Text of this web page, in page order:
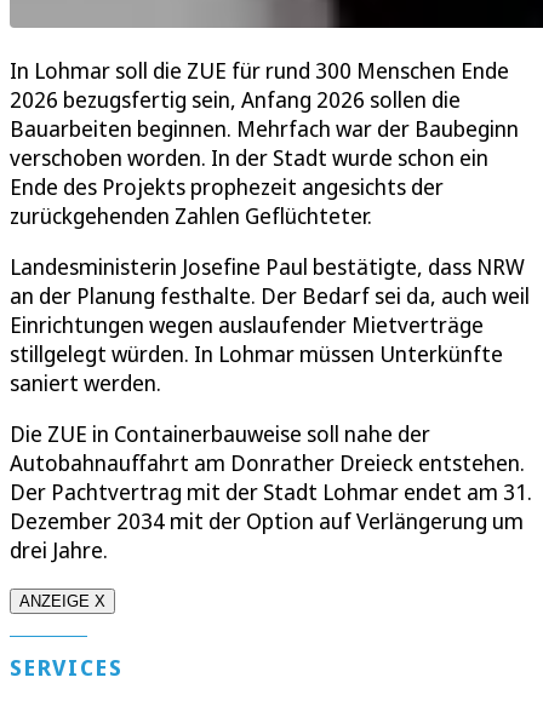
In Lohmar soll die ZUE für rund 300 Menschen Ende
2026 bezugsfertig sein, Anfang 2026 sollen die
Bauarbeiten beginnen. Mehrfach war der Baubeginn
verschoben worden. In der Stadt wurde schon ein
Ende des Projekts prophezeit angesichts der
zurückgehenden Zahlen Geflüchteter.
Landesministerin Josefine Paul bestätigte, dass NRW
an der Planung festhalte. Der Bedarf sei da, auch weil
Einrichtungen wegen auslaufender Mietverträge
stillgelegt würden. In Lohmar müssen Unterkünfte
saniert werden.
Die ZUE in Containerbauweise soll nahe der
Autobahnauffahrt am Donrather Dreieck entstehen.
Der Pachtvertrag mit der Stadt Lohmar endet am 31.
Dezember 2034 mit der Option auf Verlängerung um
drei Jahre.
ANZEIGE X
SERVICES